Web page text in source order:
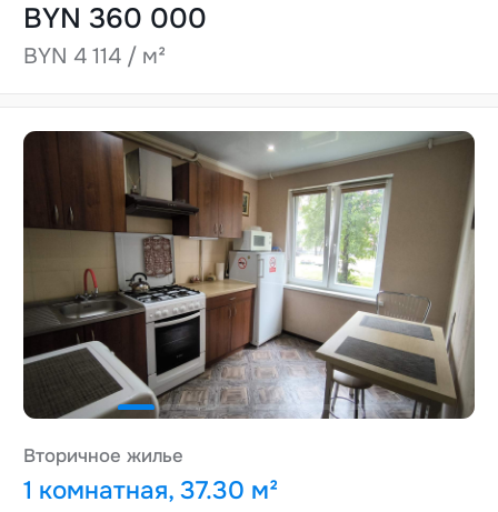
BYN 360 000
BYN 4 114 / м²
Вторичное жилье
1 комнатная, 37.30 м²